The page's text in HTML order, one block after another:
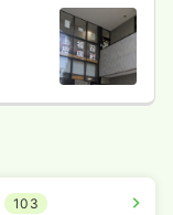
103